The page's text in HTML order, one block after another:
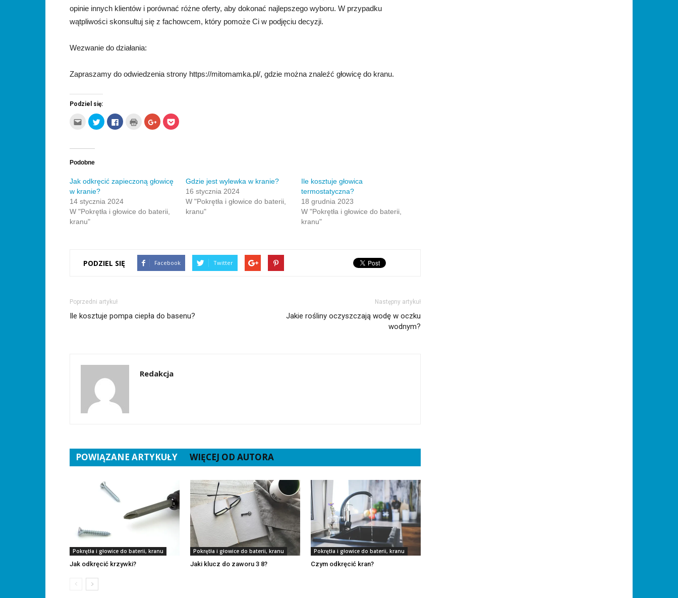
opinie innych klientów i porównać różne oferty, aby dokonać najlepszego wyboru. W przypadku
wątpliwości skonsultuj się z fachowcem, który pomoże Ci w podjęciu decyzji.
Wezwanie do działania:
Zapraszamy do odwiedzenia strony https://mitomamka.pl/, gdzie można znaleźć głowicę do kranu.
Podziel się:
Kliknij,
aby
wysłać
znajomego
e-
w
nowym
oknie)
Udostępnij
na
Twitterze(Otwiera
Click
to
Kliknij
by
wydrukować(Otwiera
Click
to
share
Click
to
Podobne
Jak odkręcić zapieczoną głowicę
w kranie?
14 stycznia 2024
W "Pokrętła i głowice do baterii,
kranu"
Gdzie jest wylewka w kranie?
16 stycznia 2024
W "Pokrętła i głowice do baterii,
kranu"
Ile kosztuje głowica
termostatyczna?
18 grudnia 2023
W "Pokrętła i głowice do baterii,
kranu"
PODZIEL SIĘ Facebook Twitter
Poprzedni artykuł
Ile kosztuje pompa ciepła do basenu?
Następny artykuł
Jakie rośliny oczyszczają wodę w oczku
wodnym?
Redakcja
POWIĄZANE ARTYKUŁY WIĘCEJ OD AUTORA
Pokrętła i głowice do baterii, kranu
Jak odkręcić krzywki?
Pokrętła i głowice do baterii, kranu
Jaki klucz do zaworu 3 8?
Pokrętła i głowice do baterii, kranu
Czym odkręcić kran?